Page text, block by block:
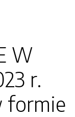
W
r.
formie